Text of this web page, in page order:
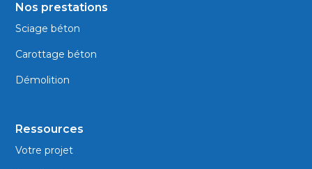
Nos prestations
Sciage béton
Carottage béton
Démolition
Ressources
Votre projet